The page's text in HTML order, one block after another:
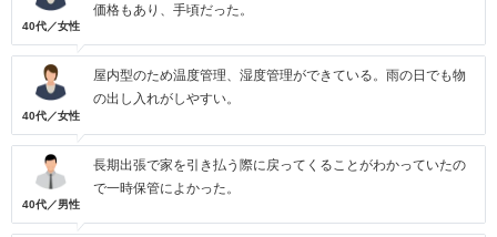
40代／女性
価格もあり、手頃だった。
40代／女性
屋内型のため温度管理、湿度管理ができている。雨の日でも物
の出し入れがしやすい。
40代／男性
長期出張で家を引き払う際に戻ってくることがわかっていたの
で一時保管によかった。